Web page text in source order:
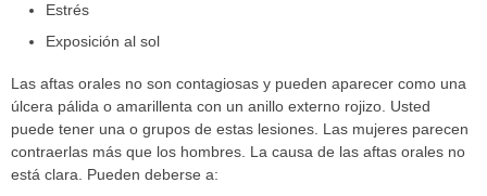
Estrés
Exposición al sol
Las aftas orales no son contagiosas y pueden aparecer como una
úlcera pálida o amarillenta con un anillo externo rojizo. Usted
puede tener una o grupos de estas lesiones. Las mujeres parecen
contraerlas más que los hombres. La causa de las aftas orales no
está clara. Pueden deberse a: